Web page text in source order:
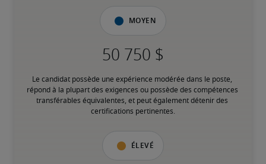
Moyen
Le candidat possède une expérience modérée dans le poste,
répond à la plupart des exigences ou possède des compétences
transférables équivalentes, et peut également détenir des
certifications pertinentes.
Élevé